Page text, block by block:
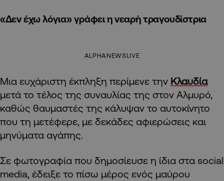
«Δεν έχω λόγια» γράφει η νεαρή τραγουδίστρια
ALPHANEWSLIVE
Μια ευχάριστη έκπληξη περίμενε την Κλαυδία
μετά το τέλος της συναυλίας της στον Αλμυρό,
καθώς θαυμαστές της κάλυψαν το αυτοκίνητο
που τη μετέφερε, με δεκάδες αφιερώσεις και
μηνύματα αγάπης.
Σε φωτογραφία που δημοσίευσε η ίδια στα social
media, έδειξε το πίσω μέρος ενός μαύρου